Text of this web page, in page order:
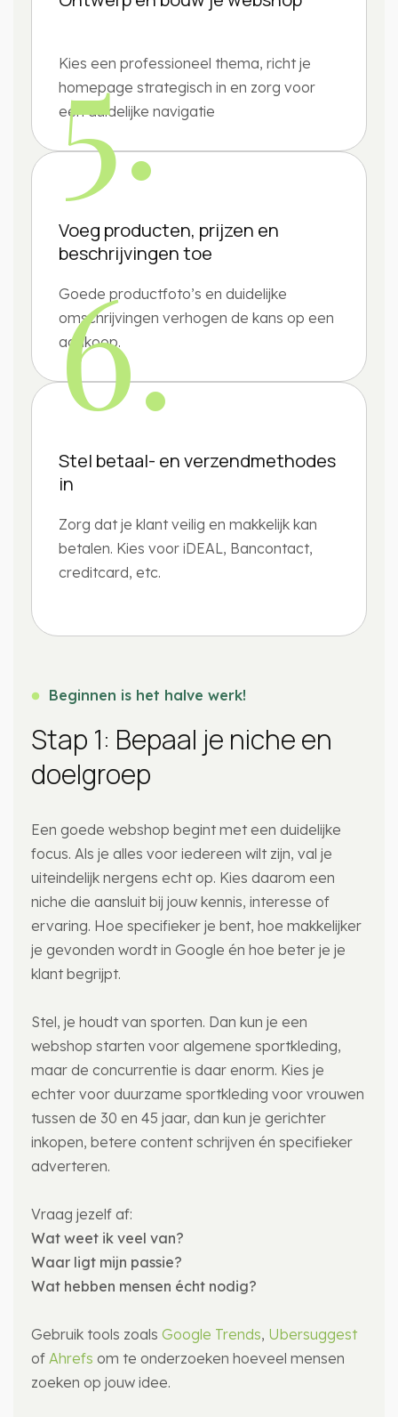
Kies een professioneel thema, richt je
homepage strategisch in en zorg voor
een duidelijke navigatie
5.
Voeg producten, prijzen en
beschrijvingen toe
Goede productfoto’s en duidelijke
omschrijvingen verhogen de kans op een
aankoop.
6.
Stel betaal- en verzendmethodes
in
Zorg dat je klant veilig en makkelijk kan
betalen. Kies voor iDEAL, Bancontact,
creditcard, etc.
Beginnen is het halve werk!
Stap 1: Bepaal je niche en
doelgroep
Een goede webshop begint met een duidelijke
focus. Als je alles voor iedereen wilt zijn, val je
uiteindelijk nergens echt op. Kies daarom een
niche die aansluit bij jouw kennis, interesse of
ervaring. Hoe specifieker je bent, hoe makkelijker
je gevonden wordt in Google én hoe beter je je
klant begrijpt.
Stel, je houdt van sporten. Dan kun je een
webshop starten voor algemene sportkleding,
maar de concurrentie is daar enorm. Kies je
echter voor duurzame sportkleding voor vrouwen
tussen de 30 en 45 jaar, dan kun je gerichter
inkopen, betere content schrijven én specifieker
adverteren.
Vraag jezelf af:
Wat weet ik veel van?
Waar ligt mijn passie?
Wat hebben mensen écht nodig?
Gebruik tools zoals Google Trends, Ubersuggest
of Ahrefs om te onderzoeken hoeveel mensen
zoeken op jouw idee.